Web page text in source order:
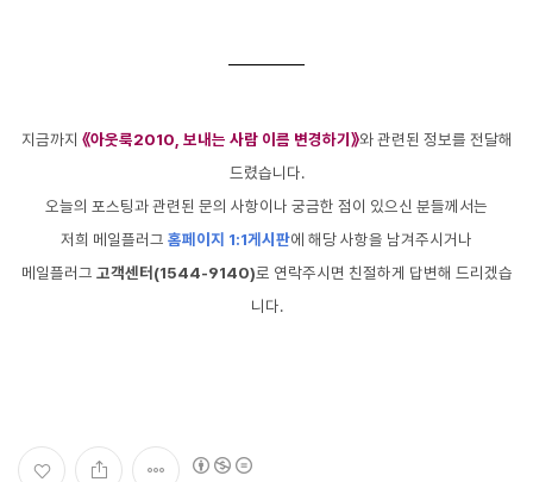
지금까지 《아웃룩2010, 보내는 사람 이름 변경하기》와 관련된 정보를 전달해
드렸습니다.
오늘의 포스팅과 관련된 문의 사항이나 궁금한 점이 있으신 분들께서는
저희 메일플러그 홈페이지 1:1게시판에 해당 사항을 남겨주시거나
메일플러그 고객센터(1544-9140)로 연락주시면 친절하게 답변해 드리겠습
니다.